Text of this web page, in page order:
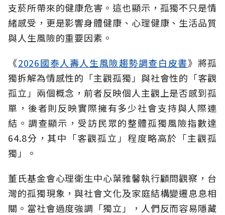
支菸所帶來的健康危害。這也顯示，孤獨不只是情
緒感受，更是影響身體健康、心理健康、生活品質
與人生風險的重要因素。
《2026國泰人壽人生風險趨勢調查白皮書》將孤
獨拆解為情感性的「主觀孤獨」與社會性的「客觀
孤立」兩個概念，前者反映個人主觀上是否感到孤
單，後者則反映實際擁有多少社會支持與人際連
結。調查顯示，受訪民眾的整體孤獨風險指數達
64.8分，其中「客觀孤立」程度略高於「主觀孤
獨」。
董氏基金會心理衛生中心葉雅馨執行顧問觀察，台
灣的孤獨現象，與社會文化及家庭結構變遷息息相
關。當社會過度強調「獨立」，人們反而容易隱藏